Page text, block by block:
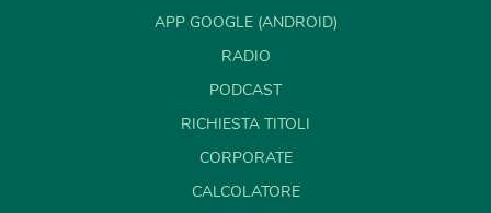
APP GOOGLE (ANDROID)
RADIO
PODCAST
RICHIESTA TITOLI
CORPORATE
CALCOLATORE